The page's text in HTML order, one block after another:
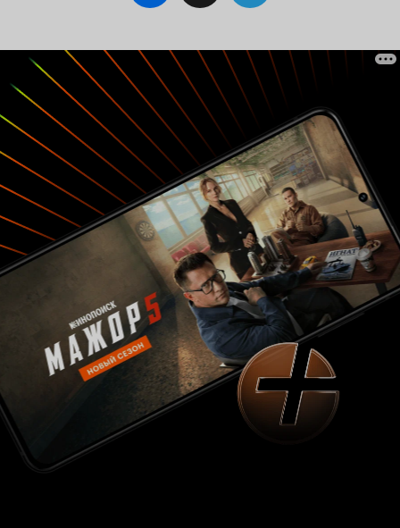
И такими блатари показаны, например, в
говорить о современном кинематографе. А
блатные у Досталя – это не блатари, а, скорее,
карикатурная пародия на них! Просто,
пародия, в подобных случаях, может быть
талантливой и, соответственно, смешной, как,
например, в «Джентльменах удачи», а может –
бездарной и скучной, как в «Завещании
Ленина». Хочется обратить внимание и на
наплевательское отношение создателей
сериала к деталям – этим важнейшим
компонентам в передаче специфической
атмосферы. Показать просто мужиков в
телогрейках, бродящих по снегу, среди
колючей проволоки – это ещё не значит,
показать колымский лагерь!.. Например, на
картине В. Сурикова «Боярыня Морозова» есть
юродивый, сидящий босым на снегу. Чтобы
быть выразительным в деталях, художник
создавал этот образ – буквально по частям:
голову писал с одного натурщика, тело – с
другого. И когда Суриков дошёл до босых
ступней на снегу, то, натерев натурщику ноги
водкой, заставил его… разутым сидеть на
снегу, чтобы видеть и в точности запечатлеть,
как корчится его стопа от холода! Так вот, по
описанию Шаламова, зимой на Колыме морозы